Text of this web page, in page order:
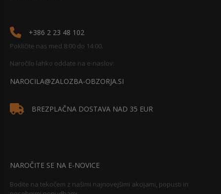
+386 2 23 48 102
Pokličite nas med 8:00 do 14:00.
Naročilo lahko oddate na e-naslov:
NAROCILA@ZALOZBA-OBZORJA.SI
BREZPLAČNA DOSTAVA NAD 35 EUR
NAROČITE SE NA E-NOVICE
Bodite na tekočem z našimi najnovejšimi akcijami, popusti in